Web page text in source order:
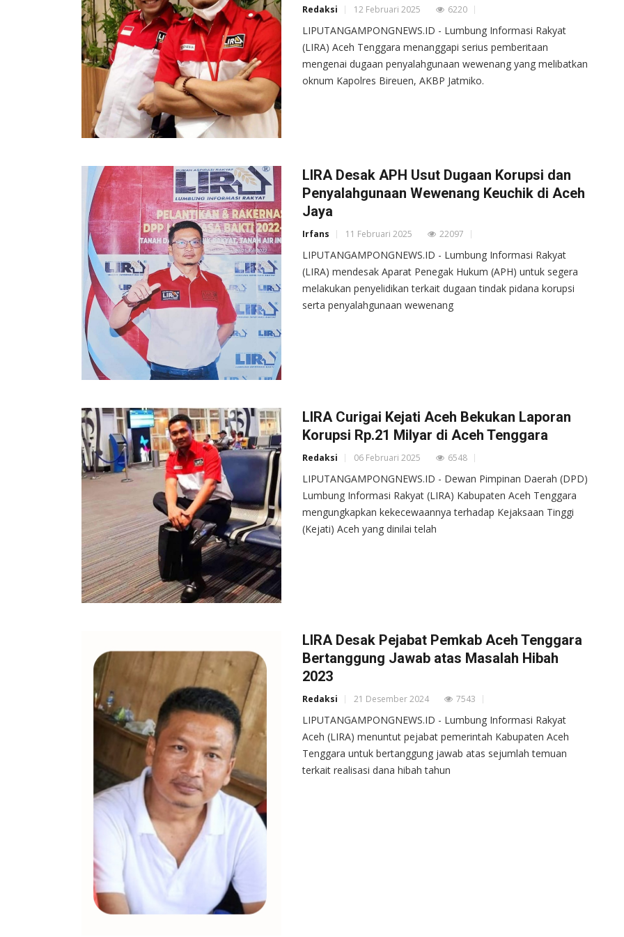
Redaksi 12 Februari 2025 6220
LIPUTANGAMPONGNEWS.ID - Lumbung Informasi Rakyat
(LIRA) Aceh Tenggara menanggapi serius pemberitaan
mengenai dugaan penyalahgunaan wewenang yang melibatkan
oknum Kapolres Bireuen, AKBP Jatmiko.
LIRA Desak APH Usut Dugaan Korupsi dan
Penyalahgunaan Wewenang Keuchik di Aceh
Jaya
Irfans 11 Februari 2025 22097
LIPUTANGAMPONGNEWS.ID - Lumbung Informasi Rakyat
(LIRA) mendesak Aparat Penegak Hukum (APH) untuk segera
melakukan penyelidikan terkait dugaan tindak pidana korupsi
serta penyalahgunaan wewenang
LIRA Curigai Kejati Aceh Bekukan Laporan
Korupsi Rp.21 Milyar di Aceh Tenggara
Redaksi 06 Februari 2025 6548
LIPUTANGAMPONGNEWS.ID - Dewan Pimpinan Daerah (DPD)
Lumbung Informasi Rakyat (LIRA) Kabupaten Aceh Tenggara
mengungkapkan kekecewaannya terhadap Kejaksaan Tinggi
(Kejati) Aceh yang dinilai telah
LIRA Desak Pejabat Pemkab Aceh Tenggara
Bertanggung Jawab atas Masalah Hibah
2023
Redaksi 21 Desember 2024 7543
LIPUTANGAMPONGNEWS.ID - Lumbung Informasi Rakyat
Aceh (LIRA) menuntut pejabat pemerintah Kabupaten Aceh
Tenggara untuk bertanggung jawab atas sejumlah temuan
terkait realisasi dana hibah tahun